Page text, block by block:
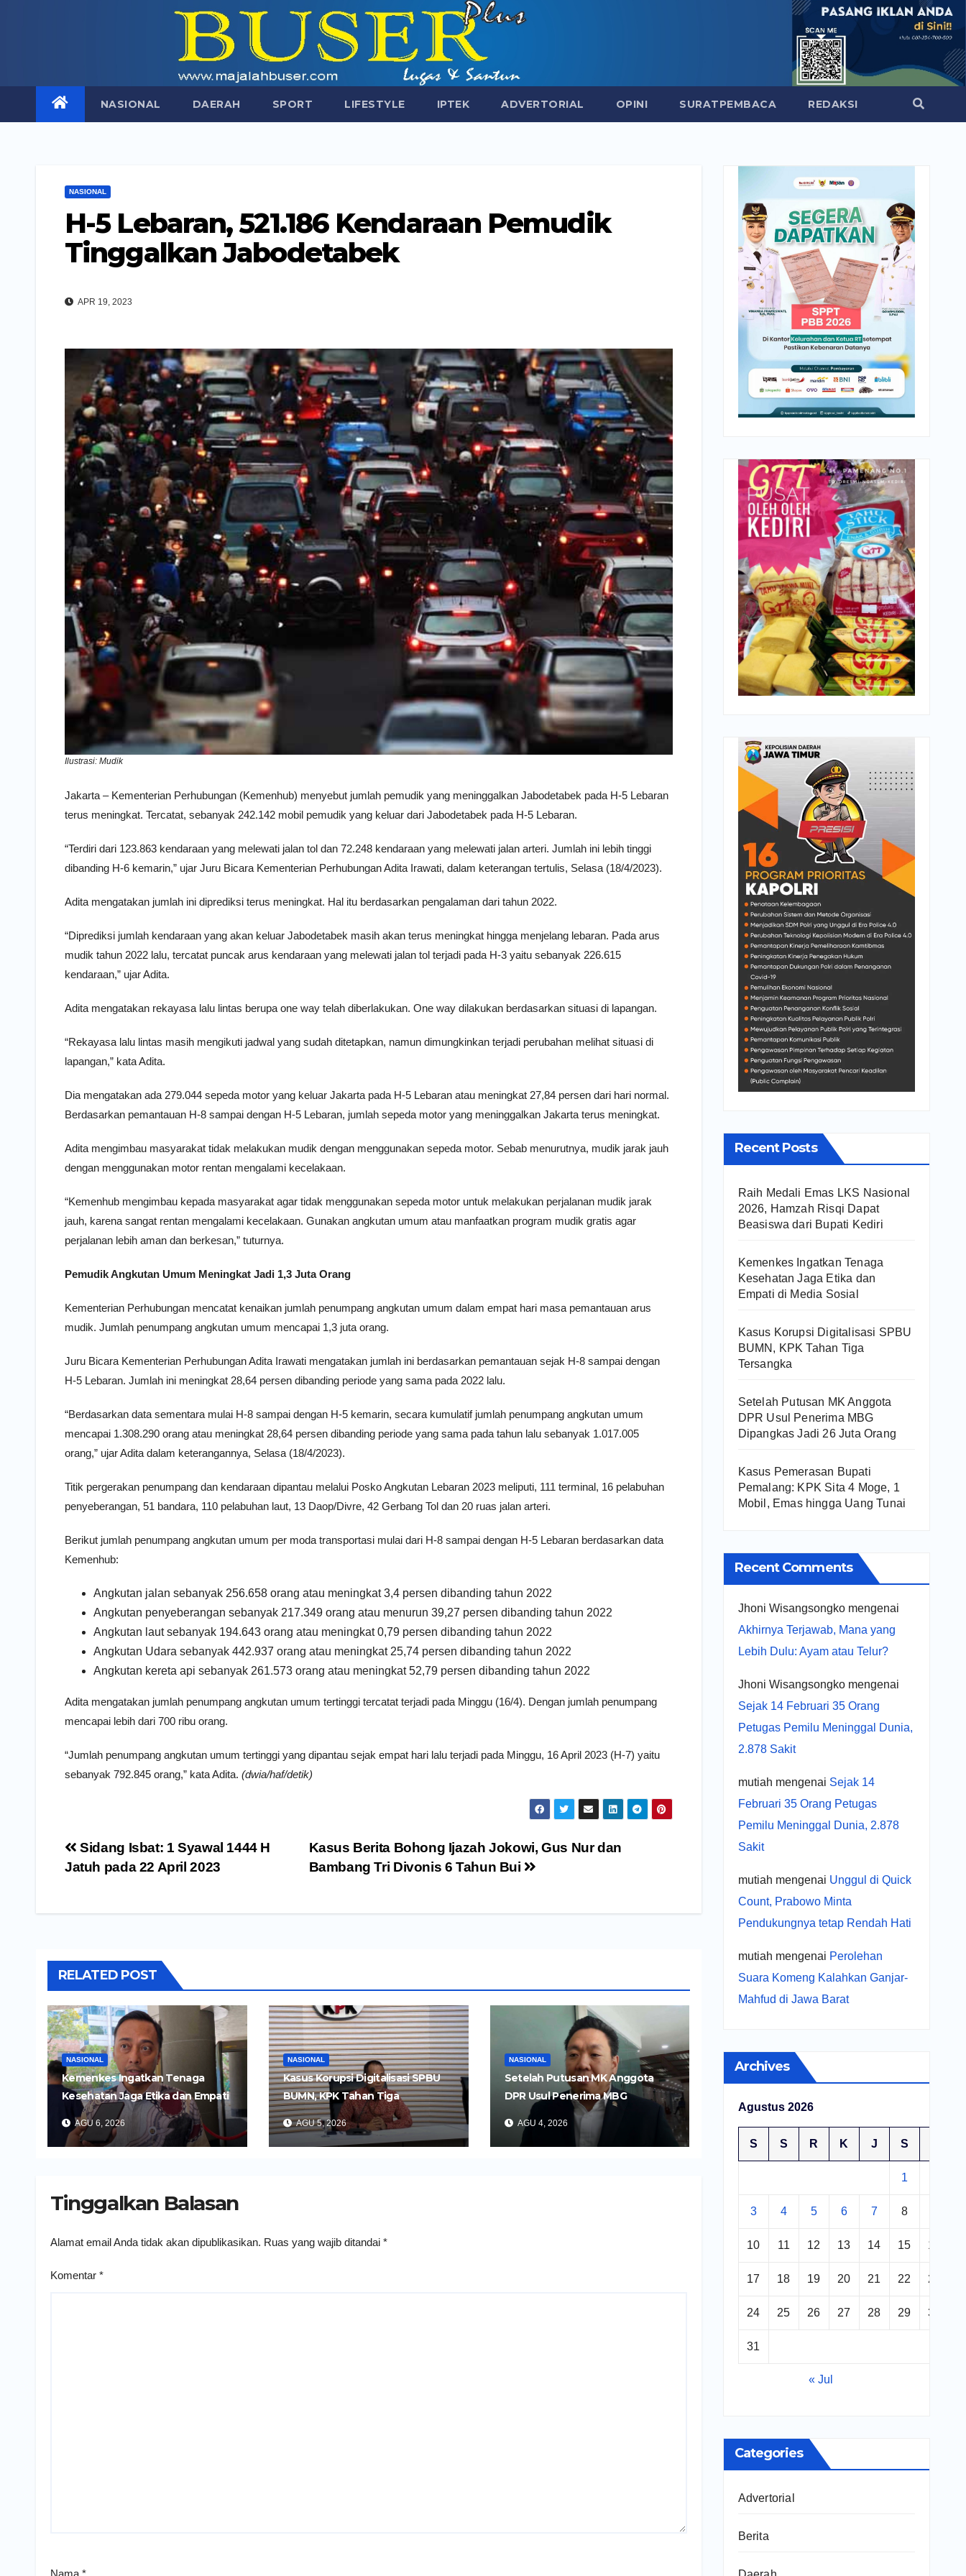
NASIONAL DAERAH SPORT LIFESTYLE IPTEK ADVERTORIAL OPINI SURATPEMBACA REDAKSI
NASIONAL
H-5 Lebaran, 521.186 Kendaraan Pemudik
Tinggalkan Jabodetabek
APR 19, 2023
Ilustrasi: Mudik
Jakarta – Kementerian Perhubungan (Kemenhub) menyebut jumlah pemudik yang meninggalkan Jabodetabek pada H-5 Lebaran
terus meningkat. Tercatat, sebanyak 242.142 mobil pemudik yang keluar dari Jabodetabek pada H-5 Lebaran.
“Terdiri dari 123.863 kendaraan yang melewati jalan tol dan 72.248 kendaraan yang melewati jalan arteri. Jumlah ini lebih tinggi
dibanding H-6 kemarin,” ujar Juru Bicara Kementerian Perhubungan Adita Irawati, dalam keterangan tertulis, Selasa (18/4/2023).
Adita mengatakan jumlah ini diprediksi terus meningkat. Hal itu berdasarkan pengalaman dari tahun 2022.
“Diprediksi jumlah kendaraan yang akan keluar Jabodetabek masih akan terus meningkat hingga menjelang lebaran. Pada arus
mudik tahun 2022 lalu, tercatat puncak arus kendaraan yang melewati jalan tol terjadi pada H-3 yaitu sebanyak 226.615
kendaraan,” ujar Adita.
Adita mengatakan rekayasa lalu lintas berupa one way telah diberlakukan. One way dilakukan berdasarkan situasi di lapangan.
“Rekayasa lalu lintas masih mengikuti jadwal yang sudah ditetapkan, namun dimungkinkan terjadi perubahan melihat situasi di
lapangan,” kata Adita.
Dia mengatakan ada 279.044 sepeda motor yang keluar Jakarta pada H-5 Lebaran atau meningkat 27,84 persen dari hari normal.
Berdasarkan pemantauan H-8 sampai dengan H-5 Lebaran, jumlah sepeda motor yang meninggalkan Jakarta terus meningkat.
Adita mengimbau masyarakat tidak melakukan mudik dengan menggunakan sepeda motor. Sebab menurutnya, mudik jarak jauh
dengan menggunakan motor rentan mengalami kecelakaan.
“Kemenhub mengimbau kepada masyarakat agar tidak menggunakan sepeda motor untuk melakukan perjalanan mudik jarak
jauh, karena sangat rentan mengalami kecelakaan. Gunakan angkutan umum atau manfaatkan program mudik gratis agar
perjalanan lebih aman dan berkesan,” tuturnya.
Pemudik Angkutan Umum Meningkat Jadi 1,3 Juta Orang
Kementerian Perhubungan mencatat kenaikan jumlah penumpang angkutan umum dalam empat hari masa pemantauan arus
mudik. Jumlah penumpang angkutan umum mencapai 1,3 juta orang.
Juru Bicara Kementerian Perhubungan Adita Irawati mengatakan jumlah ini berdasarkan pemantauan sejak H-8 sampai dengan
H-5 Lebaran. Jumlah ini meningkat 28,64 persen dibanding periode yang sama pada 2022 lalu.
“Berdasarkan data sementara mulai H-8 sampai dengan H-5 kemarin, secara kumulatif jumlah penumpang angkutan umum
mencapai 1.308.290 orang atau meningkat 28,64 persen dibanding periode yang sama pada tahun lalu sebanyak 1.017.005
orang,” ujar Adita dalam keterangannya, Selasa (18/4/2023).
Titik pergerakan penumpang dan kendaraan dipantau melalui Posko Angkutan Lebaran 2023 meliputi, 111 terminal, 16 pelabuhan
penyeberangan, 51 bandara, 110 pelabuhan laut, 13 Daop/Divre, 42 Gerbang Tol dan 20 ruas jalan arteri.
Berikut jumlah penumpang angkutan umum per moda transportasi mulai dari H-8 sampai dengan H-5 Lebaran berdasarkan data
Kemenhub:
Angkutan jalan sebanyak 256.658 orang atau meningkat 3,4 persen dibanding tahun 2022
Angkutan penyeberangan sebanyak 217.349 orang atau menurun 39,27 persen dibanding tahun 2022
Angkutan laut sebanyak 194.643 orang atau meningkat 0,79 persen dibanding tahun 2022
Angkutan Udara sebanyak 442.937 orang atau meningkat 25,74 persen dibanding tahun 2022
Angkutan kereta api sebanyak 261.573 orang atau meningkat 52,79 persen dibanding tahun 2022
Adita mengatakan jumlah penumpang angkutan umum tertinggi tercatat terjadi pada Minggu (16/4). Dengan jumlah penumpang
mencapai lebih dari 700 ribu orang.
“Jumlah penumpang angkutan umum tertinggi yang dipantau sejak empat hari lalu terjadi pada Minggu, 16 April 2023 (H-7) yaitu
sebanyak 792.845 orang,” kata Adita. (dwia/haf/detik)
Navigasi
pos
Kasus Berita Bohong Ijazah Jokowi, Gus Nur dan
Bambang Tri Divonis 6 Tahun Bui
Sidang Isbat: 1 Syawal 1444 H
Jatuh pada 22 April 2023
RELATED POST
NASIONAL
Kemenkes Ingatkan Tenaga
Kesehatan Jaga Etika dan Empati
di Media Sosial
AGU 6, 2026
NASIONAL
Kasus Korupsi Digitalisasi SPBU
BUMN, KPK Tahan Tiga
Tersangka
AGU 5, 2026
NASIONAL
Setelah Putusan MK Anggota
DPR Usul Penerima MBG
Dipangkas Jadi 26 Juta Orang
AGU 4, 2026
Tinggalkan Balasan
Alamat email Anda tidak akan dipublikasikan. Ruas yang wajib ditandai *
Komentar *
Nama *
Recent Posts
Raih Medali Emas LKS Nasional
2026, Hamzah Risqi Dapat
Beasiswa dari Bupati Kediri
Kemenkes Ingatkan Tenaga
Kesehatan Jaga Etika dan
Empati di Media Sosial
Kasus Korupsi Digitalisasi SPBU
BUMN, KPK Tahan Tiga
Tersangka
Setelah Putusan MK Anggota
DPR Usul Penerima MBG
Dipangkas Jadi 26 Juta Orang
Kasus Pemerasan Bupati
Pemalang: KPK Sita 4 Moge, 1
Mobil, Emas hingga Uang Tunai
Recent Comments
Jhoni Wisangsongkomengenai
Akhirnya Terjawab, Mana yang
Lebih Dulu: Ayam atau Telur?
Jhoni Wisangsongkomengenai
Sejak 14 Februari 35 Orang
Petugas Pemilu Meninggal Dunia,
2.878 Sakit
mutiah mengenai Sejak 14
Februari 35 Orang Petugas
Pemilu Meninggal Dunia, 2.878
Sakit
mutiah mengenai Unggul di Quick
Count, Prabowo Minta
Pendukungnya tetap Rendah Hati
mutiah mengenai Perolehan
Suara Komeng Kalahkan Ganjar-
Mahfud di Jawa Barat
Archives
Agustus 2026
S S R K J S
1
3 4 5 6 7 8
10 11 12 13 14 15 16
17 18 19 20 21 22 23
24 25 26 27 28 29 30
31
« Jul
Categories
Advertorial
Berita